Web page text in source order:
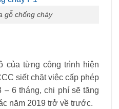
gỗ chống cháy
của từng công trình hiện
siết chặt việc cấp phép
6 tháng, chi phí sẽ tăng
năm 2019 trở về trước.